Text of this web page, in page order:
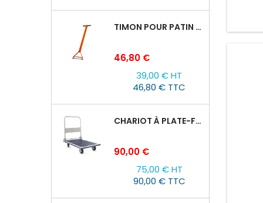
TIMON POUR PATIN ROULEUR CRA-4/6/8
Prix
46,80 €
39,00 € HT
46,80 € TTC
CHARIOT À PLATE-FORME TOR PH 300KG
Prix
90,00 €
75,00 € HT
90,00 € TTC